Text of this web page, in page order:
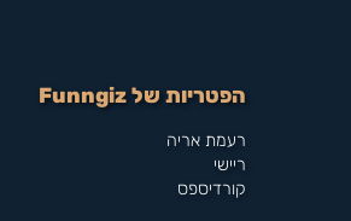
הפטריות של Funngiz
רעמת אריה
ריישי
קורדיספס